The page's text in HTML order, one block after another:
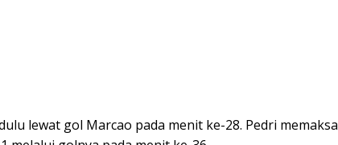
lewat gol Marcao pada menit ke-28. Pedri memaksa